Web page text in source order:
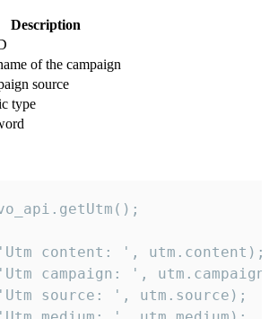
Description
of the campaign
source
type
content: ', utm.content);
campaign: ',
source: ', utm.source);